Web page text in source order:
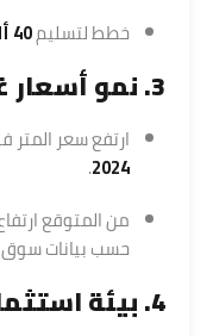
خطط لتسليم40 ألف وحدة جديدة
3. نمو أسعار غير مسبوق
ارتفع سعر
2024
.
من المتوقع
حسب بيانات سوق
4. بيئة استثمارية تجارية ضخمة